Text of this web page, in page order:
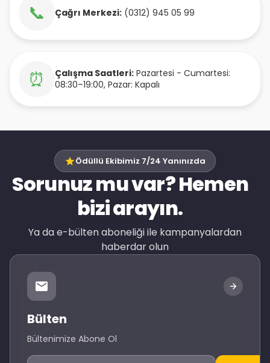
📞 Çağrı Merkezi: (0312) 945 05 99
⏰ Çalışma Saatleri: Pazartesi - Cumartesi:
08:30–19:00, Pazar: Kapalı
Ödüllü Ekibimiz 7/24 Yanınızda
Sorunuz mu var? Hemen
bizi arayın.
Ya da e-bülten aboneliği ile kampanyalardan
haberdar olun
Bülten
Bültenimize Abone Ol